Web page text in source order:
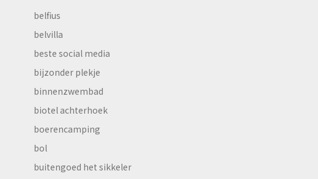
belfius
belvilla
beste social media
bijzonder plekje
binnenzwembad
biotel achterhoek
boerencamping
bol
buitengoed het sikkeler